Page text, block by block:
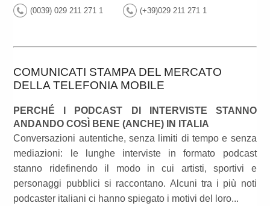
(0039) 029 211 271 1 (+39)029 211 271 1
COMUNICATI STAMPA DEL MERCATO
DELLA TELEFONIA MOBILE
PERCHÉ I PODCAST DI INTERVISTE STANNO
ANDANDO COSÌ BENE (ANCHE) IN ITALIA
Conversazioni autentiche, senza limiti di tempo e senza
mediazioni: le lunghe interviste in formato podcast
stanno ridefinendo il modo in cui artisti, sportivi e
personaggi pubblici si raccontano. Alcuni tra i più noti
podcaster italiani ci hanno spiegato i motivi del loro...